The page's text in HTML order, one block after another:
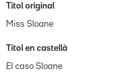
Títol original
Miss Sloane
Títol en castellà
El caso Sloane